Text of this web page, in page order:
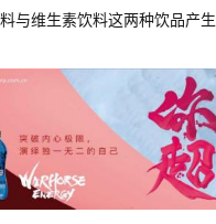
与维生素饮料这两种饮品产生